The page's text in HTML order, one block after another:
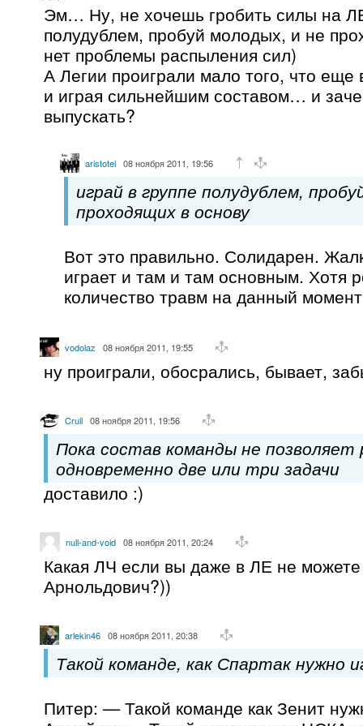
Эм… Ну, не хочешь гробить силы на
полудублем, пробуй молодых, и не
нет проблемы распыления сил)
А Легии проиграли мало того, что еще
и играя сильнейшим составом… и
выпускать?
aristotel 08 ноября 2011, 19:56
играй в группе полудублем,
проходящих в основу
Вот это правильно. Солидарен.
играет и там и там основным. Хотя
количество травм на данный
vodolaz 08 ноября 2011, 19:55
ну проиграли, обосрались, бывает,
Crull 08 ноября 2011, 19:56
Пока состав команды не
одновременно две или три задачи
доставило :)
null-and-void 08 ноября 2011, 20:24
Какая ЛЧ если вы даже в ЛЕ не
Арнольдович?))
arlekin46 08 ноября 2011, 20:38
Такой команде, как Спартак нужно
Питер: — Такой команде как Зенит